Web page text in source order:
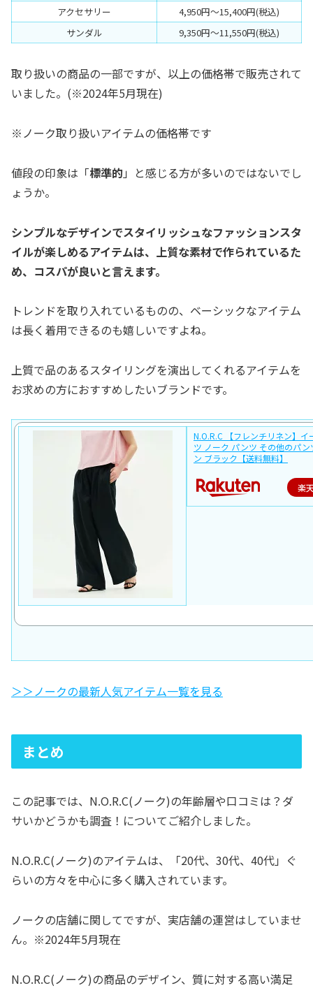
アクセサリー
4,950円〜15,400円(税込)
サンダル
9,350円〜11,550円(税込)
取り扱いの商品の一部ですが、以上の価格帯で販売されて
いました。(※2024年5月現在)
※ノーク取り扱いアイテムの価格帯です
値段の印象は「標準的 」と感じる方が多いのではないでし
ょうか。
シンプルなデザインでスタイリッシュなファッションスタ
イルが楽しめるアイテムは、上質な素材で作られているた
め、コスパが良いと言えます。
トレンドを取り入れているものの、ベーシックなアイテム
は長く着用できるのも嬉しいですよね。
上質で品のあるスタイリングを演出してくれるアイテムを
お求めの方におすすめしたいブランドです。
N.O.R.C 【フレンチリネン】イ
ツ ノーク パンツ その他のパン
ン ブラック【送料無料】
楽
＞＞ノークの最新人気アイテム一覧を見る
まとめ
この記事では、N.O.R.C(ノーク)の年齢層や口コミは？ダ
サいかどうかも調査！についてご紹介しました。
N.O.R.C(ノーク)のアイテムは、「20代、30代、40代」ぐ
らいの方々を中心に多く購入されています。
ノークの店舗に関してですが、実店舗の運営はしていませ
ん。※2024年5月現在
N.O.R.C(ノーク)の商品のデザイン、質に対する高い満足